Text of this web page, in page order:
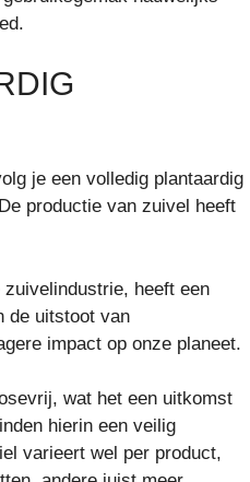
je een volledig plantaardig
productie van zuivel heeft
heeft een
de uitstoot van
impact op onze planeet.
wat het een uitkomst
hierin een veilig
varieert wel per product,